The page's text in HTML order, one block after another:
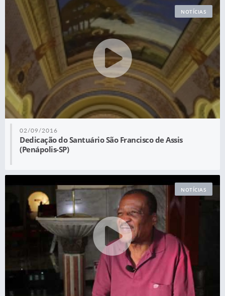
02/09/2016
Dedicação do Santuário São Francisco de Assis
(Penápolis-SP)
NOTÍCIAS
NOTÍCIAS